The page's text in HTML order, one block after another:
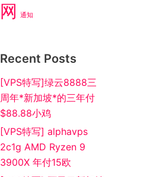
网
通知
Recent Posts
[VPS特写]绿云8888三
周年*新加坡*的三年付
$88.88小鸡
[VPS特写] alphavps
2c1g AMD Ryzen 9
3900X 年付15欧